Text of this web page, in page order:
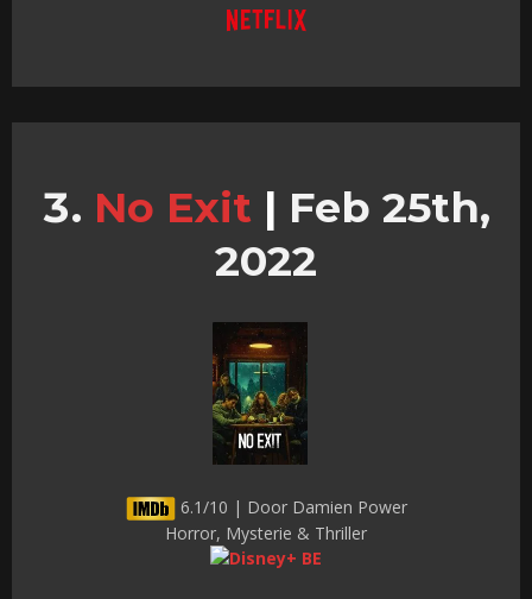
No Exit | Feb 25th,
2022
6.1/10 | Door Damien Power
Horror, Mysterie & Thriller